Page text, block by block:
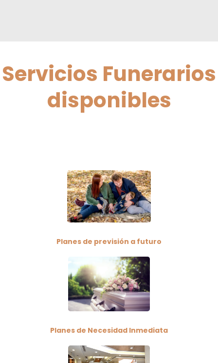
Servicios Funerarios
disponibles
Planes de previsión a futuro
Planes de Necesidad Inmediata